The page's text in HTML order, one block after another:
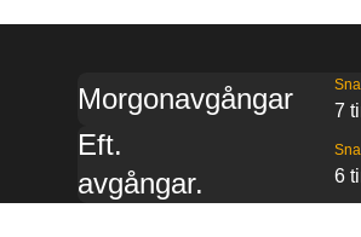
Morgonavgångar 7
Eft.
avgångar.
6